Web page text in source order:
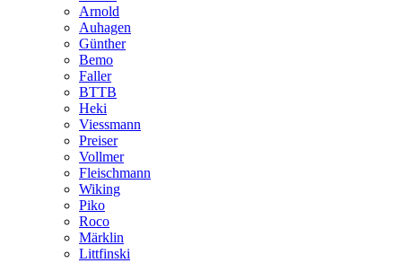
Arnold
Auhagen
Günther
Bemo
Faller
BTTB
Heki
Viessmann
Preiser
Vollmer
Fleischmann
Wiking
Piko
Roco
Märklin
Littfinski